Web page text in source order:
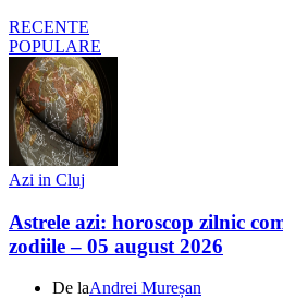
RECENTE
POPULARE
Azi in Cluj
Astrele azi: horoscop zilnic
zodiile – 05 august 2026
De laAndrei Mureșan